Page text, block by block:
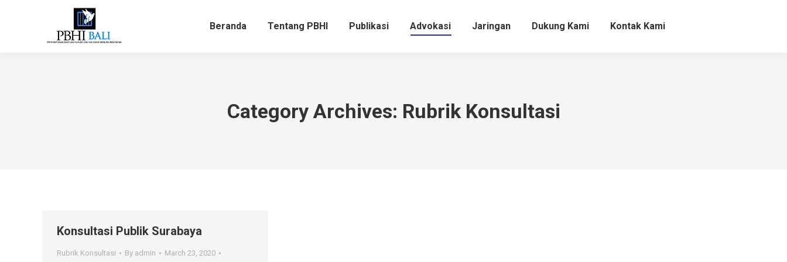
Beranda Tentang PBHI Publikasi Advokasi Jaringan Dukung Kami Kontak Kami
Category Archives: Rubrik Konsultasi
Konsultasi Publik Surabaya
Rubrik Konsultasi By admin March 23, 2020
Beranda Tentang PBHI Publikasi Advokasi Jaringan Dukung Kami Kontak Kami